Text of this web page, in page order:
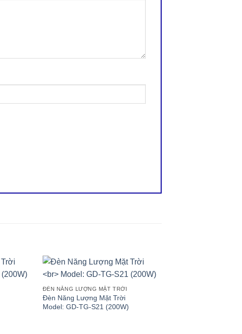
ĐÈN NĂNG LƯỢNG MẶT TRỜI
Đèn Năng Lượng Mặt Trời
Model: GD-TG-S21 (200W)